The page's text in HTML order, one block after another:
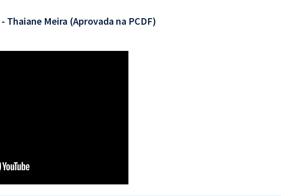
Thaiane Meira (Aprovada na PCDF)